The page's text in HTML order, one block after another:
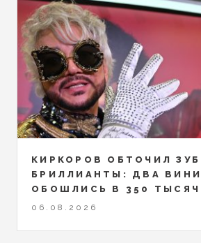
КИРКОРОВ ОБТОЧИЛ
БРИЛЛИАНТЫ: ДВА
ОБОШЛИСЬ В 350 ТЫСЯЧ
06.08.2026